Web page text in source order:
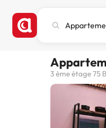
ciudad,
destino
3 ème étage 75